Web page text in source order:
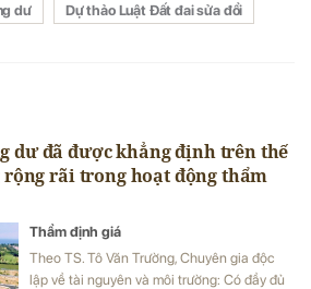
dư
Dự thảo Luật Đất đai sửa đổi
dư đã được khẳng định trên thế
rãi trong hoạt động thẩm
Thẩm định giá
Theo TS. Tô Văn Trường, Chuyên gia độc
lập về tài nguyên và môi trường: Có đầy đủ